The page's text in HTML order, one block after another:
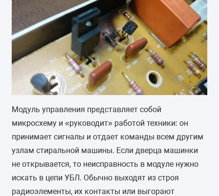
Модуль управления представляет собой
микросхему и «руководит» работой техники: он
принимает сигналы и отдает команды всем другим
узлам стиральной машины. Если дверца машинки
не открывается, то неисправность в модуле нужно
искать в цепи УБЛ. Обычно выходят из строя
радиоэлементы, их контакты или выгорают